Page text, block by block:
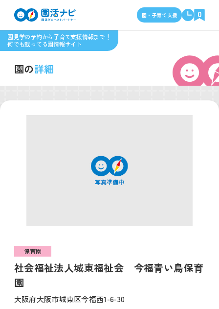
園見学の予約から子育て支援情報まで！
何でも載ってる園情報サイト
園・子育て支援 0
園の詳細
社会福祉法人城東福祉会 今福青い鳥保育
園
保育園
大阪府大阪市城東区今福西1-6-30